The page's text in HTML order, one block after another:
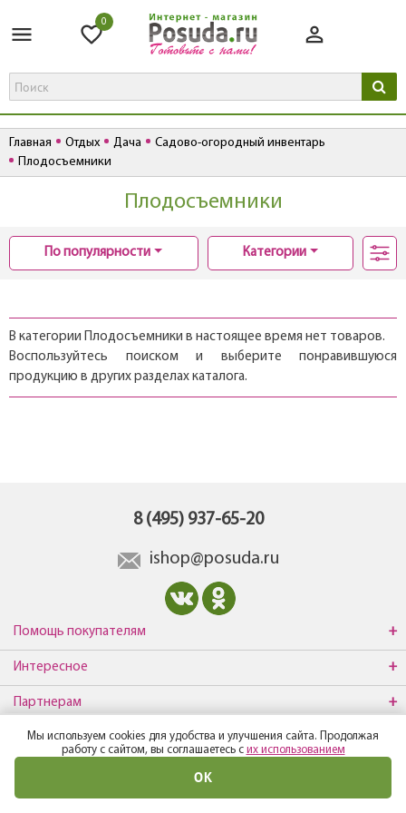
0
Главная Отдых Дача
Садово-огородный инвентарь
Плодосъемники
Плодосъемники
По популярности Категории
В категории Плодосъемники в настоящее время нет товаров.
Воспользуйтесь поиском и выберите понравившуюся
продукцию в других разделах каталога.
8 (495) 937-65-20
ishop@posuda.ru
Помощь покупателям
Интересное
Партнерам
О компании
Мы используем cookies для удобства и улучшения сайта. Продолжая
работу с сайтом, вы соглашаетесь с их использованием
ОК